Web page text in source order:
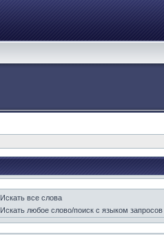
Искать все слова
Искать любое слово/поиск с языком запросов